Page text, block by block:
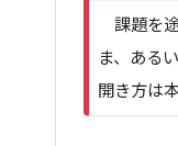
p
r
t
課題を
ま、ある
開き方は